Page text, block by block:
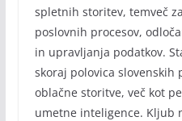
spletnih storitev, temveč
poslovnih procesov,
in upravljanja podatkov.
skoraj polovica slovenskih
oblačne storitve, več kot
umetne inteligence. Kljub